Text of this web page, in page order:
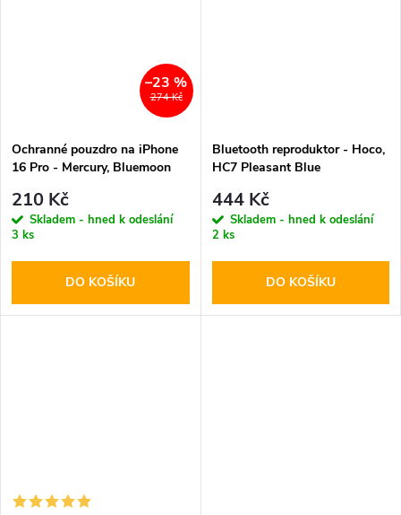
274 Kč
–23 %
Ochranné pouzdro na iPhone
16 Pro - Mercury, Bluemoon
210 Kč
Skladem - hned k odeslání
3 ks
DO KOŠÍKU
Bluetooth reproduktor - Hoco,
HC7 Pleasant Blue
444 Kč
Skladem - hned k odeslání
2 ks
DO KOŠÍKU